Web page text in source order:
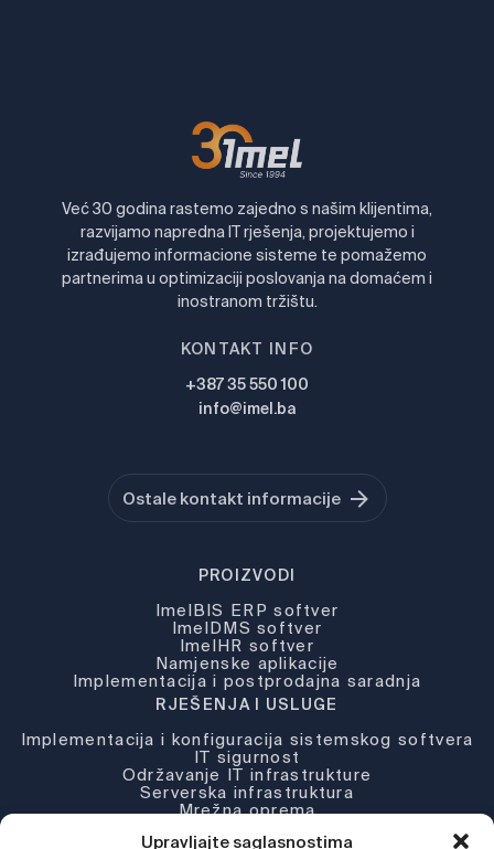
Upravljajte saglasnostima
Već 30 godina rastemo zajedno s našim klijentima,
razvijamo napredna IT rješenja, projektujemo i
izrađujemo informacione sisteme te pomažemo
partnerima u optimizaciji poslovanja na domaćem i
inostranom tržištu.
KONTAKT INFO
+387 35 550 100
info@imel.ba
Ostale kontakt informacije
PROIZVODI
ImelBIS ERP softver
ImelDMS softver
ImelHR softver
Namjenske aplikacije
Implementacija i postprodajna saradnja
RJEŠENJA I USLUGE
Implementacija i konfiguracija sistemskog softvera
IT sigurnost
Održavanje IT infrastrukture
Serverska infrastruktura
Mrežna oprema